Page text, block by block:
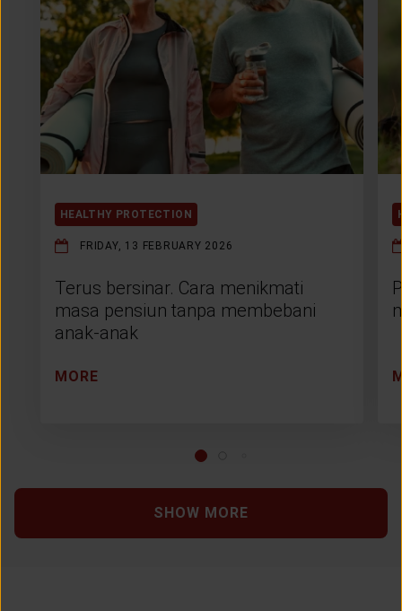
HEALTHY PROTECTION
FRIDAY, 13 FEBRUARY 2026
Terus bersinar. Cara menikmati
masa pensiun tanpa membebani
anak-anak
MORE
SHOW MORE